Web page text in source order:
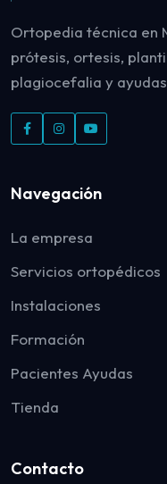
Ortopedia técnica en
prótesis, ortesis,
plagiocefalia y
Navegación
La empresa
Servicios ortopédicos
Instalaciones
Formación
Pacientes Ayudas
Tienda
Contacto